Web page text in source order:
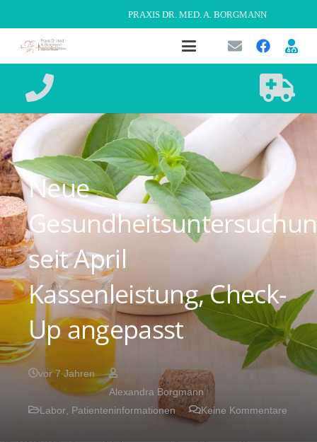
PRAXIS DR. MED. A. BORGMANN
Neue
seit April
Kassenleistung, Check-
Up angepasst
vor 7 Jahren
Alexandra Borgmann
Labor Patienteninformationen Keine Kommentare